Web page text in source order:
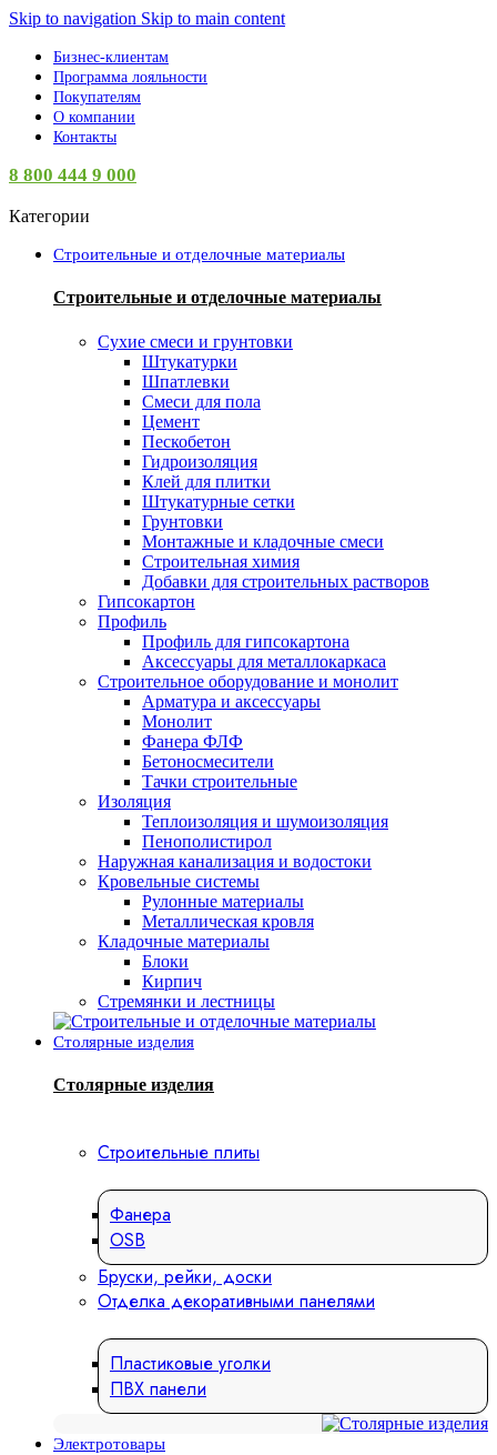
Skip to navigation Skip to main content
Бизнес-клиентам
Программа лояльности
Покупателям
О компании
Контакты
8 800 444 9 000
Категории
Строительные и отделочные материалы
Строительные и отделочные материалы
Сухие смеси и грунтовки
Штукатурки
Шпатлевки
Смеси для пола
Цемент
Пескобетон
Гидроизоляция
Клей для плитки
Штукатурные сетки
Грунтовки
Монтажные и кладочные смеси
Строительная химия
Добавки для строительных растворов
Гипсокартон
Профиль
Профиль для гипсокартона
Аксессуары для металлокаркаса
Строительное оборудование и монолит
Арматура и аксессуары
Монолит
Фанера ФЛФ
Бетоносмесители
Тачки строительные
Изоляция
Теплоизоляция и шумоизоляция
Пенополистирол
Наружная канализация и водостоки
Кровельные системы
Рулонные материалы
Металлическая кровля
Кладочные материалы
Блоки
Кирпич
Стремянки и лестницы
Столярные изделия
Столярные изделия
Строительные плиты
Фанера
OSB
Бруски, рейки, доски
Отделка декоративными панелями
Пластиковые уголки
ПВХ панели
Электротовары